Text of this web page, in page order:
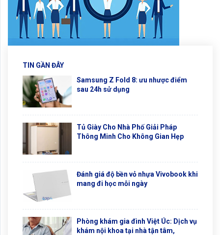
TIN GẦN ĐÂY
Samsung Z Fold 8: ưu nhược điểm
sau 24h sử dụng
Tủ Giày Cho Nhà Phố Giải Pháp
Thông Minh Cho Không Gian Hẹp
Đánh giá độ bền vỏ nhựa Vivobook khi
mang đi học mỗi ngày
Phòng khám gia đình Việt Úc: Dịch vụ
khám nội khoa tại nhà tận tâm,